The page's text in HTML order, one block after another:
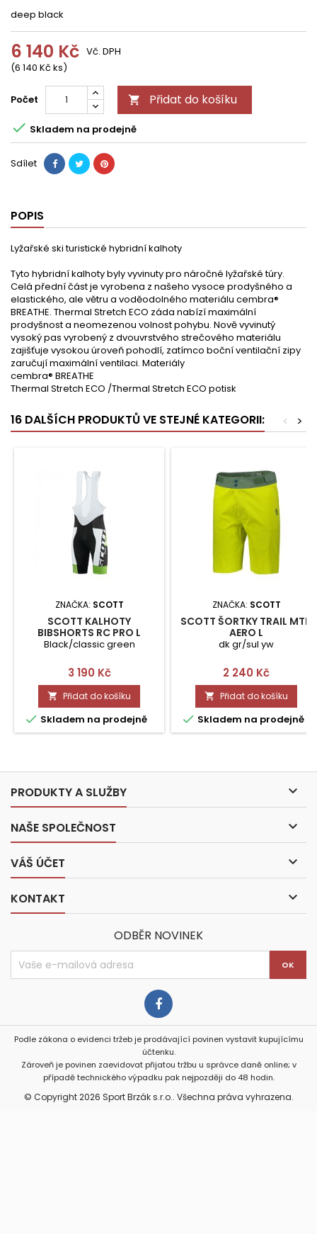
deep black
6 140 Kč
(6 140 Kč ks)
Vč. DPH
Počet  Přidat do košíku
 Skladem na prodejně
Sdílet
POPIS
Lyžařské ski turistické hybridní kalhoty
Tyto hybridní kalhoty byly vyvinuty pro náročné lyžařské túry.
Celá přední část je vyrobena z našeho vysoce prodyšného a
elastického, ale větru a voděodolného materiálu cembra®
BREATHE. Thermal Stretch ECO záda nabízí maximální
prodyšnost a neomezenou volnost pohybu. Nově vyvinutý
vysoký pas vyrobený z dvouvrstvého strečového materiálu
zajišťuje vysokou úroveň pohodlí, zatímco boční ventilační zipy
zaručují maximální ventilaci. Materiály
cembra® BREATHE
Thermal Stretch ECO /Thermal Stretch ECO potisk
16 DALŠÍCH PRODUKTŮ VE STEJNÉ KATEGORII: >
<
ZNAČKA: SCOTT
SCOTT KALHOTY
BIBSHORTS RC PRO L
Black/classic green
Cena
3 190 Kč
 Přidat do košíku
 Skladem na prodejně
ZNAČKA: SCOTT
SCOTT ŠORTKY TRAIL MTN
AERO L
dk gr/sul yw
Cena
2 240 Kč
 Přidat do košíku
 Skladem na prodejně
PRODUKTY A SLUŽBY 
NAŠE SPOLEČNOST 
VÁŠ ÚČET 
KONTAKT 
ODBĚR NOVINEK
Podle zákona o evidenci tržeb je prodávající povinen vystavit kupujícímu
účtenku.
Zároveň je povinen zaevidovat přijatou tržbu u správce daně online; v
případě technického výpadku pak nejpozději do 48 hodin.
© Copyright 2026 Sport Brzák s.r.o.. Všechna práva vyhrazena.